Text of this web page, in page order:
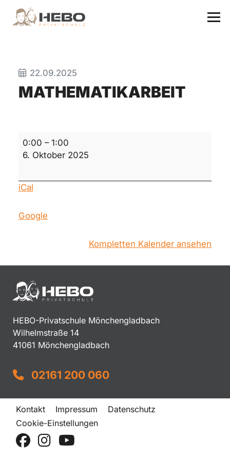
22.09.2025
MATHEMATIKARBEIT
Mathematikarbeit
0:00 – 1:00
6. Oktober 2025
iCal
Google
Kompletten Kalender ansehen
HEBO-Privatschule Mönchengladbach
Wilhelmstraße 14
41061 Mönchengladbach
02161 200 060
Kontakt Impressum
Datenschutz
Cookie-Einstellungen